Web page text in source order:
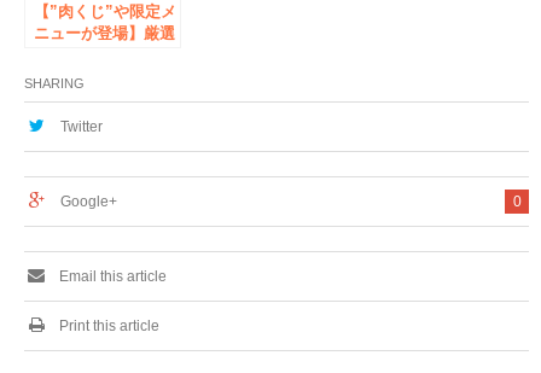
【”肉くじ”や限定メ
ニューが登場】厳選
ブルに楽しめる焼肉
店
「USHIHACHI（ウ
『GYUU WEEK!!!』
を開催！
SHARING
Twitter
0
Google+
Email this article
Print this article